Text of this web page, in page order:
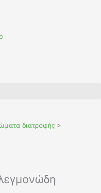
διατροφής >